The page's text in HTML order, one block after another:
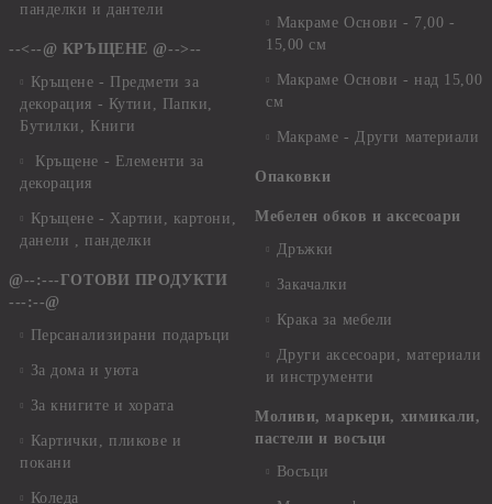
панделки и дантели
--<--@ КРЪЩЕНЕ @-->--
Кръщене - Предмети за
декорация - Кутии, Папки,
Бутилки, Книги
Кръщене - Елементи за
декорация
Кръщене - Хартии, картони,
данели , панделки
@--:---ГОТОВИ ПРОДУКТИ
---:--@
Персанализирани подаръци
За дома и уюта
За книгите и хората
Картички, пликове и
покани
Коледа
Макраме Основи - 7,00 -
15,00 см
Макраме Основи - над 15,00
см
Макраме - Други материали
Опаковки
Мебелен обков и аксесоари
Дръжки
Закачалки
Крака за мебели
Други аксесоари, материали
и инструменти
Моливи, маркери, химикали,
пастели и восъци
Восъци